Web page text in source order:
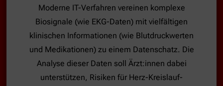
Moderne IT-Verfahren vereinen komplexe
Biosignale (wie EKG-Daten) mit vielfältigen
klinischen Informationen (wie Blutdruckwerten
und Medikationen) zu einem Datenschatz. Die
Analyse dieser Daten soll Ärzt:innen dabei
unterstützen, Risiken für Herz-Kreislauf-